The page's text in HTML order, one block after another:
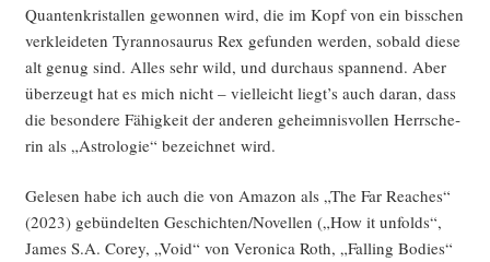
Quan­ten­kris­tal­len gewon­nen wird, die im Kopf von ein biss­chen
ver­klei­de­ten Tyran­no­sau­rus Rex gefun­den wer­den, sobald die­se
alt genug sind. Alles sehr wild, und durch­aus span­nend. Aber
über­zeugt hat es mich nicht – viel­leicht liegt’s auch dar­an, dass
die beson­de­re Fähig­keit der ande­ren geheim­nis­vol­len Herr­sche­
rin als „Astro­lo­gie“ bezeich­net wird.
Gele­sen habe ich auch die von Ama­zon als „The Far Rea­ches“
(2023) gebün­del­ten Geschichten/Novellen („How it unfolds“,
James S.A. Corey, „Void“ von Vero­ni­ca Roth, „Fal­ling Bodies“